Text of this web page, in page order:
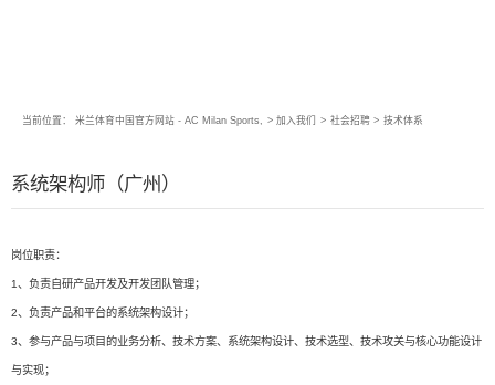
当前位置： 米兰体育中国官方网站 - AC Milan Sports, > 加入我们 > 社会招聘 > 技术体系
系统架构师（广州）
岗位职责：
1、负责自研产品开发及开发团队管理；
2、负责产品和平台的系统架构设计；
3、参与产品与项目的业务分析、技术方案、系统架构设计、技术选型、技术攻关与核心功能设计
与实现；